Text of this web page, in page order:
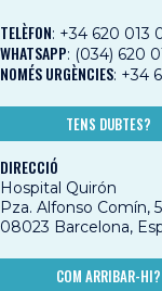
TELÈFON: +34 620 013
WHATSAPP: (034) 620
NOMÉS URGÈNCIES: +34
TENS DUBTES?
DIRECCIÓ
Hospital Quirón
Pza. Alfonso Comín,
08023 Barcelona,
COM ARRIBAR-HI?